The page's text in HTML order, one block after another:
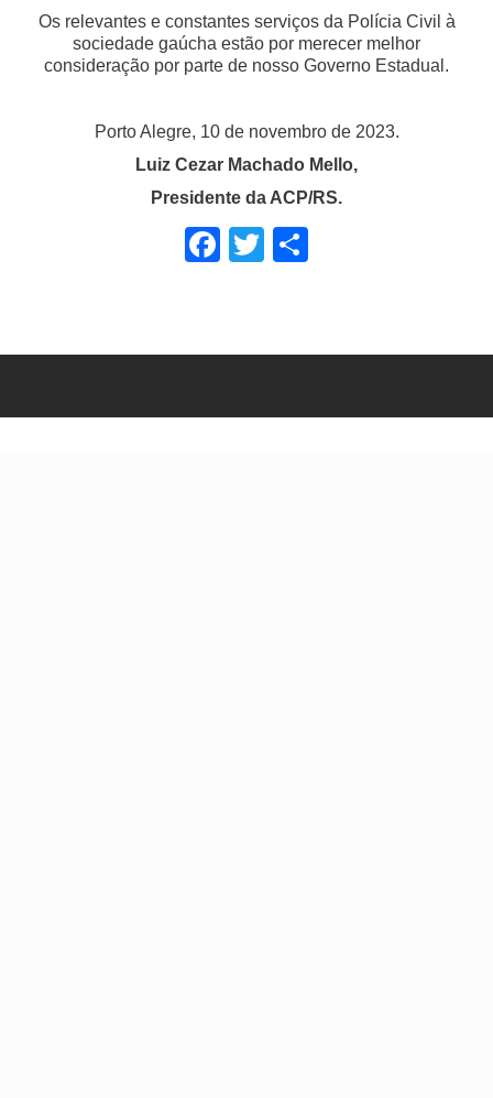
Os relevantes e constantes serviços da Polícia Civil à
sociedade gaúcha estão por merecer melhor
consideração por parte de nosso Governo Estadual.
Porto Alegre, 10 de novembro de 2023.
Luiz Cezar Machado Mello,
Presidente da ACP/RS.
Facebook
Twitter